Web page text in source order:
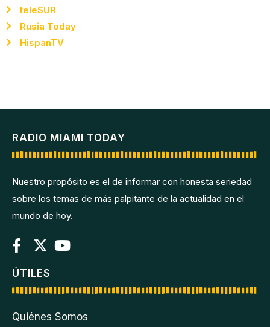
teleSUR
Rusia Today
HispanTV
RADIO MIAMI TODAY
Nuestro propósito es el de informar con honesta seriedad
sobre los temas de más palpitante de la actualidad en el
mundo de hoy.
ÚTILES
Quiénes Somos